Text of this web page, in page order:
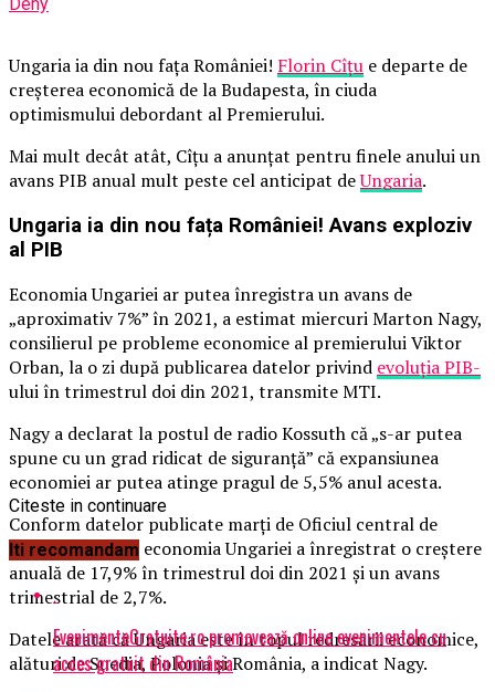
Ungaria ia din nou fața României! Florin Cîțu e departe de
creșterea economică de la Budapesta, în ciuda
optimismului debordant al Premierului.
Mai mult decât atât, Cîțu a anunțat pentru finele anului un
avans PIB anual mult peste cel anticipat deUngaria.
Ungaria ia din nou fața României! Avans exploziv
al PIB
Economia Ungariei ar putea înregistra un avans de
„aproximativ 7%” în 2021, a estimat miercuri Marton Nagy,
consilierul pe probleme economice al premierului Viktor
Orban, la o zi după publicarea datelor privind evoluţia PIB-
ului în trimestrul doi din 2021, transmite MTI.
Nagy a declarat la postul de radio Kossuth că „s-ar putea
spune cu un grad ridicat de siguranţă” că expansiunea
economiei ar putea atinge pragul de 5,5% anul acesta.
Conform datelor publicate marţi de Oficiul central de
statistică (KSH), economia Ungariei a înregistrat o creştere
anuală de 17,9% în trimestrul doi din 2021 şi un avans
trimestrial de 2,7%.
Datele arată că Ungaria este în topul redresării economice,
alături de Suedia, Polonia şi România, a indicat Nagy.
Citeste in continuare
Iti recomandam
EvenimenteGratuite.ro promovează online evenimentele cu
acces gratuit din România